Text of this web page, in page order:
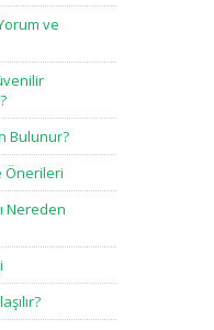
ve
Bulunur?
Önerileri
Nereden